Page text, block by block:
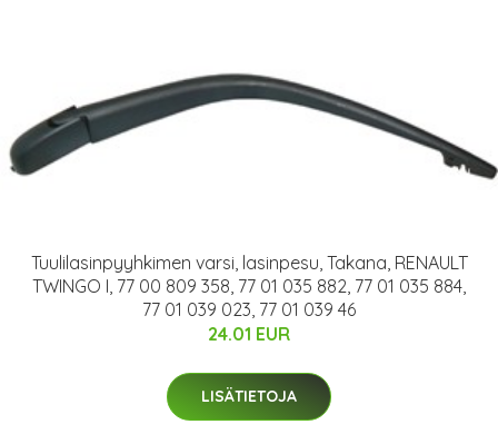
Tuulilasinpyyhkimen varsi, lasinpesu, Takana, RENAULT
TWINGO I, 77 00 809 358, 77 01 035 882, 77 01 035 884,
77 01 039 023, 77 01 039 46
24.01 EUR
LISÄTIETOJA